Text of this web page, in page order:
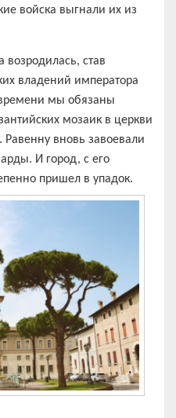
войска выгнали их из
возродилась, став
владений императора
мы обязаны
мозаик в церкви
вновь завоевали
И город, с его
пришел в упадок.